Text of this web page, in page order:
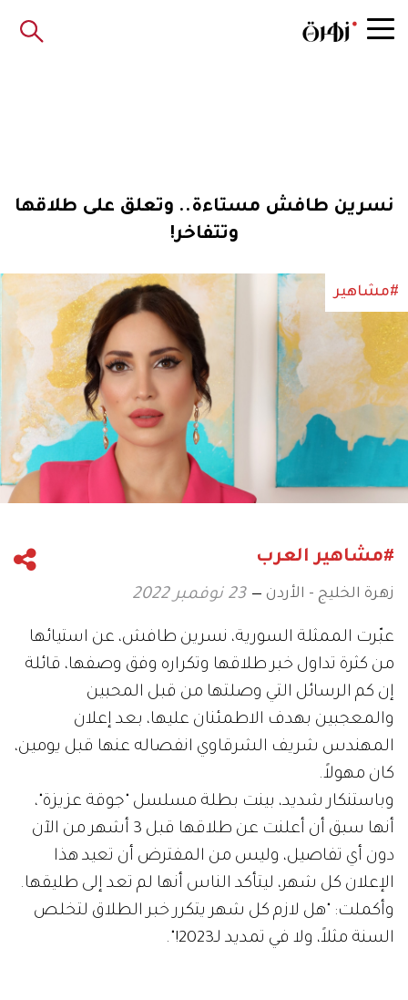
نسرين طافش مستاءة.. وتعلق على طلاقها
وتتفاخر!
#مشاهير
#مشاهير العرب
زهرة الخليج - الأردن 23 نوفمبر 2022
عبّرت الممثلة السورية، نسرين طافش، عن استيائها
من كثرة تداول خبر طلاقها وتكراره وفق وصفها، قائلة
إن كم الرسائل التي وصلتها من قبل المحبين
والمعجبين بهدف الاطمئنان عليها، بعد إعلان
المهندس شريف الشرقاوي انفصاله عنها قبل يومين،
كان مهولاً.
وباستنكار شديد، بينت بطلة مسلسل "جوقة عزيزة"،
أنها سبق أن أعلنت عن طلاقها قبل 3 أشهر من الآن
دون أي تفاصيل، وليس من المفترض أن تعيد هذا
الإعلان كل شهر، ليتأكد الناس أنها لم تعد إلى طليقها.
وأكملت: "هل لازم كل شهر يتكرر خبر الطلاق لتخلص
السنة مثلاً، ولا في تمديد لـ2023!".